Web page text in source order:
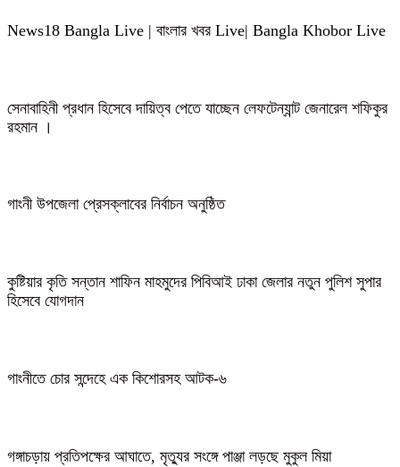
News18 Bangla Live | বাংলার খবর Live| Bangla Khobor Live
সেনাবাহিনী প্রধান হিসেবে দায়িত্ব পেতে যাচ্ছেন লেফটেন্যান্ট জেনারেল শফিকুর
রহমান ।
গাংনী উপজেলা প্রেসক্লাবের নির্বাচন অনুষ্ঠিত
কুষ্টিয়ার কৃতি সন্তান শাফিন মাহমুদের পিবিআই ঢাকা জেলার নতুন পুলিশ সুপার
হিসেবে যোগদান
গাংনীতে চোর সন্দেহে এক কিশোরসহ আটক-৬
গঙ্গাচড়ায় প্রতিপক্ষের আঘাতে, মৃত্যুর সংঙ্গে পাঞ্জা লড়ছে মুকুল মিয়া